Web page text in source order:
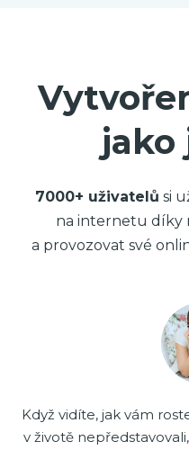
jako
7000+ uživatelů si
na internetu díky
a provozovat své
Když vidíte, jak vám
v životě